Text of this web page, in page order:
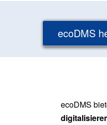
ecoDMS
ecoDMS